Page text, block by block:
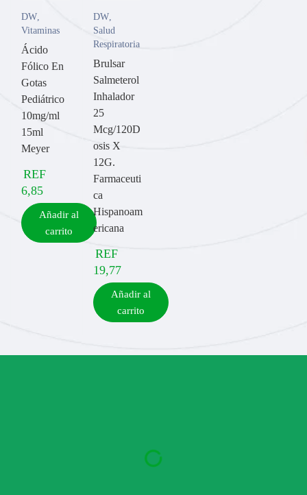
DW,
Vitaminas
Ácido
Fólico En
Gotas
Pediátrico
10mg/ml
15ml
Meyer
REF
6,85
Añadir al
carrito
DW,
Salud
Respiratoria
Brulsar
Salmeterol
Inhalador
25
Mcg/120D
osis X
12G.
Farmaceuti
ca
Hispanoam
ericana
REF
19,77
Añadir al
carrito